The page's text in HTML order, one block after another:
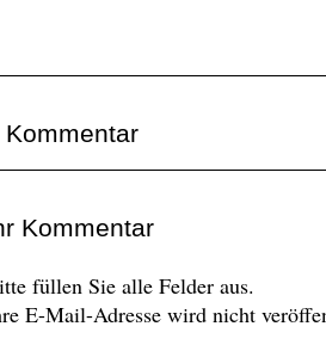
Kommentar
Kommentar
füllen Sie alle Felder aus.
E-Mail-Adresse wird nicht